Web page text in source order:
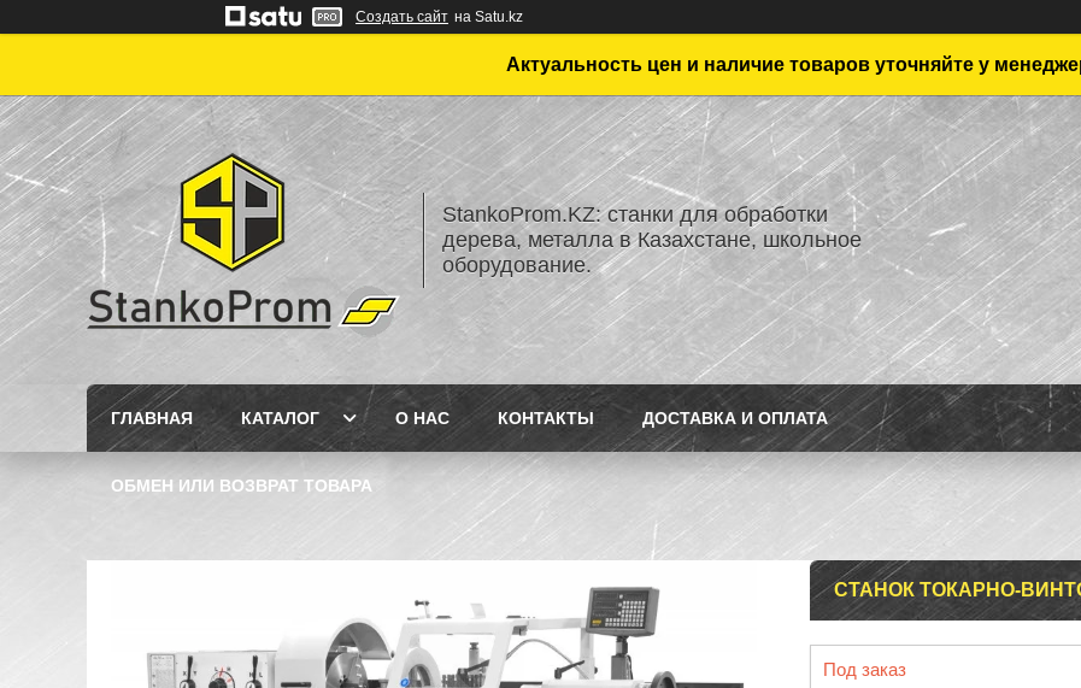
Создать сайт на Satu.kz
Актуальность цен и наличие товаров уточняйте у
StankoProm.KZ: станки для обработки
дерева, металла в Казахстане, школьное
оборудование.
ГЛАВНАЯ КАТАЛОГ О НАС КОНТАКТЫ ДОСТАВКА И ОПЛАТА
ОБМЕН ИЛИ ВОЗВРАТ ТОВАРА
СТАНОК ТОКАРНО-
Под заказ